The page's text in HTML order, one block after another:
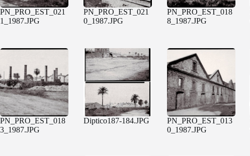
PN_PRO_EST_021
1_1987.JPG
PN_PRO_EST_021
0_1987.JPG
PN_PRO_EST_018
8_1987.JPG
PN_PRO_EST_018
3_1987.JPG
Diptico187-184.JPG
PN_PRO_EST_013
0_1987.JPG